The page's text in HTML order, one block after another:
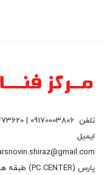
تلفن 09170003806 | 07136473620
ایمیل
پارس (PC CENTER) طبقه همکف واحد 109| فروشگاه پارس نوین